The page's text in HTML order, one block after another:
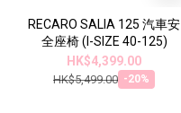
RECARO SALIA 125 汽車安
全座椅 (I-SIZE 40-125)
HK$4,399.00
HK$5,499.00 -20%